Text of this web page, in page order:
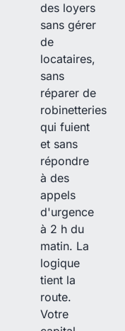
des loyers
sans gérer
de
locataires,
sans
réparer de
robinetteries
qui fuient
et sans
répondre
à des
appels
d'urgence
à 2 h du
matin. La
logique
tient la
route.
Votre